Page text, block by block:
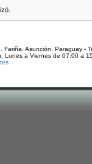
Fariña. Asunción, Paraguay -
Lunes a Viernes de 07:00 a